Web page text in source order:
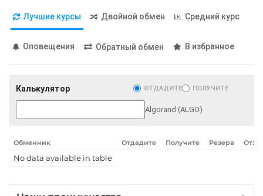
Shib
Solana (SOL)
Starknet (STRK)
Stellar (XLM)
RUB EUR
UAH
BYN
PLN INR
AED
GEL
ILS IDR
KRW
ОТП Банк
Лучшие курсы Двойной обмен Средний курс
Оповещения Обратный обмен В избранное
Калькулятор ОТДАДИТЕ ПОЛУЧИТЕ
Algorand (ALGO)
Обменник Отдадите Получите Резерв
No data available in table